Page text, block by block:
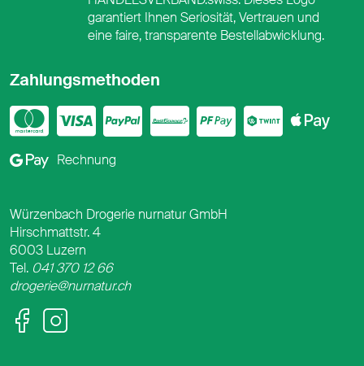
Zahlungsmethoden
Mastercard
VisaPayPal
PostFinance
Twint
Google Pay
Rechnung
garantiert Ihnen Seriosität, Vertrauen und
eine faire, transparente Bestellabwicklung.
Facebook
Instagram
Würzenbach Drogerie nurnatur GmbH
Hirschmattstr. 4
6003 Luzern
Tel. 041 370 12 66
drogerie@nurnatur.ch